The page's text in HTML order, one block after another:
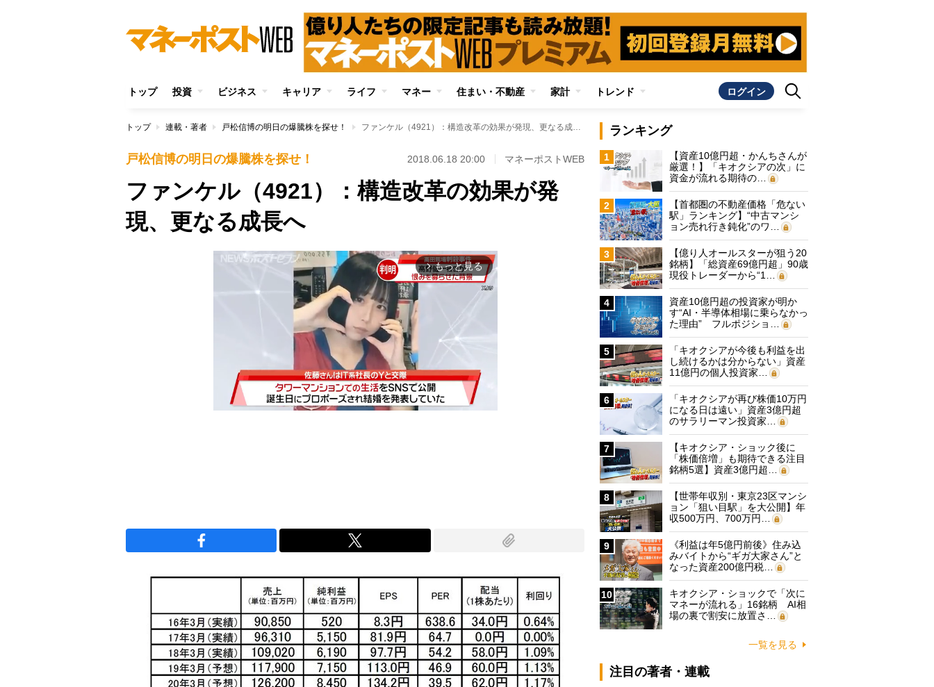
トップ 投資 ビジネス キャリア ライフ マネー 住まい・不動産 家計 トレンド ログイン
トップ 連載・著者 戸松信博の明日の爆騰株を探せ！ ファンケル（4921）：構造改革の効果が発現、更なる成長へ
戸松信博の明日の爆騰株を探せ！ 2018.06.18 20:00 マネーポストWEB
ファンケル（4921）：構造改革の効果が発
現、更なる成長へ
arrow_forward_ios もっと見る
ランキング
1
【資産10億円超・かんちさんが
厳選！】「キオクシアの次」に
資金が流れる期待の…
2
【首都圏の不動産価格「危ない
駅」ランキング】“中古マンシ
ョン売れ行き鈍化”のワ…
3
【億り人オールスターが狙う20
銘柄】「総資産69億円超」90歳
現役トレーダーから“1…
4
資産10億円超の投資家が明か
す“AI・半導体相場に乗らなかっ
た理由” フルポジショ…
5
「キオクシアが今後も利益を出
し続けるかは分からない」資産
11億円の個人投資家…
6
「キオクシアが再び株価10万円
になる日は遠い」資産3億円超
のサラリーマン投資家…
7
【キオクシア・ショック後に
「株価倍増」も期待できる注目
銘柄5選】資産3億円超…
8
【世帯年収別・東京23区マンシ
ョン「狙い目駅」を大公開】年
収500万円、700万円…
9
《利益は年5億円前後》住み込
みバイトから“ギガ大家さん”と
なった資産200億円税…
10
キオクシア・ショックで「次に
マネーが流れる」16銘柄 AI相
場の裏で割安に放置さ…
一覧を見る
注目の著者・連載